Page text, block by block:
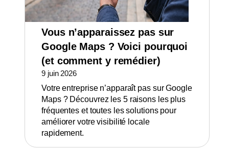
Vous n’apparaissez pas sur
Google Maps ? Voici pourquoi
(et comment y remédier)
9 juin 2026
Votre entreprise n’apparaît pas sur Google
Maps ? Découvrez les 5 raisons les plus
fréquentes et toutes les solutions pour
améliorer votre visibilité locale
rapidement.